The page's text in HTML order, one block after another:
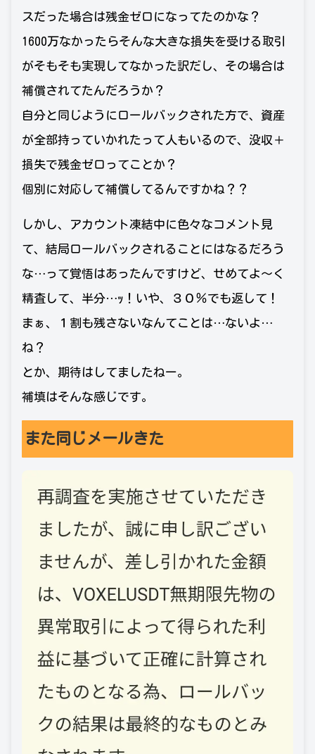
スだった場合は残金ゼロになってたのかな？
1600万なかったらそんな大きな損失を受ける取引
がそもそも実現してなかった訳だし、その場合は
補償されてたんだろうか？
自分と同じようにロールバックされた方で、資産
が全部持っていかれたって人もいるので、没収＋
損失で残金ゼロってことか？
個別に対応して補償してるんですかね？？
しかし、アカウント凍結中に色々なコメント見
て、結局ロールバックされることにはなるだろう
な…って覚悟はあったんですけど、せめてよ～く
精査して、半分…ｯ！いや、３０％でも返して！
まぁ、１割も残さないなんてことは…ないよ…
ね？
とか、期待はしてましたねー。
補填はそんな感じです。
また同じメールきた